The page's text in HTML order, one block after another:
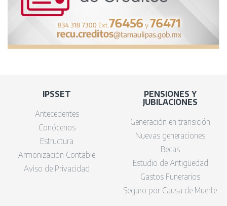
IPSSET
Antecedentes
Conócenos
Estructura
Armonización Contable
Aviso de Privacidad
PENSIONES Y
JUBILACIONES
Generación en transición
Nuevas generaciones
Becas
Estudio de Antigüedad
Gastos Funerarios
Seguro por Causa de Muerte